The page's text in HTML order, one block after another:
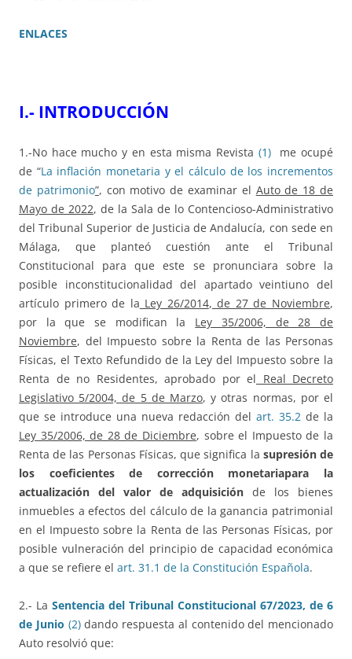
ENLACES
I.- INTRODUCCIÓN
1.-No hace mucho y en esta misma Revista (1)me ocupé
de “La inflación monetaria y el cálculo de los incrementos
de patrimonio”, con motivo de examinar el Auto de 18 de
Mayo de 2022, de la Sala de lo Contencioso-Administrativo
del Tribunal Superior de Justicia de Andalucía, con sede en
Málaga, que planteó cuestión ante el Tribunal
Constitucional para que este se pronunciara sobre la
posible inconstitucionalidad del apartado veintiuno del
artículo primero de la Ley 26/2014, de 27 de Noviembre,
por la que se modifican la Ley 35/2006, de 28 de
Noviembre, del Impuesto sobre la Renta de las Personas
Físicas, el Texto Refundido de la Ley del Impuesto sobre la
Renta de no Residentes, aprobado por el Real Decreto
Legislativo 5/2004, de 5 de Marzo, y otras normas, por el
que se introduce una nueva redacción del art. 35.2 de la
Ley 35/2006, de 28 de Diciembre, sobre el Impuesto de la
Renta de las Personas Físicas, que significa la supresión de
los coeficientes de corrección monetariapara la
actualización del valor de adquisición de los bienes
inmuebles a efectos del cálculo de la ganancia patrimonial
en el Impuesto sobre la Renta de las Personas Físicas, por
posible vulneración del principio de capacidad económica
a que se refiere el art. 31.1 de la Constitución Española.
2.- La Sentencia del Tribunal Constitucional 67/2023, de 6
de Junio (2)dando respuesta al contenido del mencionado
Auto resolvió que: